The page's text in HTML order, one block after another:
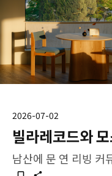
2026-07-02
빌라레코드와
남산에 문 연 리빙 커